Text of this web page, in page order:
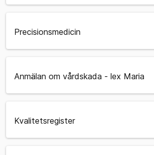
Precisionsmedicin
Anmälan om vårdskada - lex Maria
Kvalitetsregister